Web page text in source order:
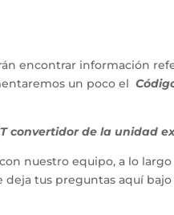
encontrar información
un poco el
convertidor de la unidad
nuestro equipo, a lo
tus preguntas aquí